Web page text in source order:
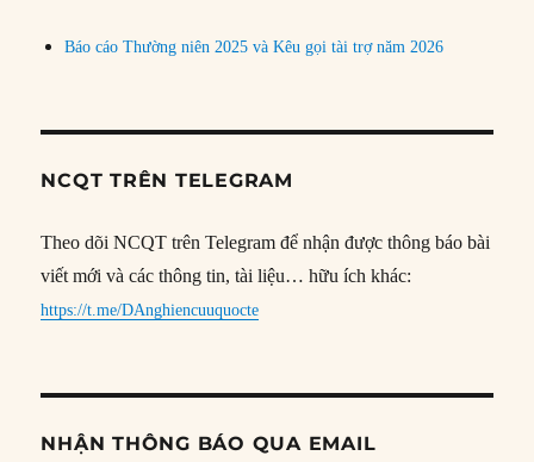
Báo cáo Thường niên 2025 và Kêu gọi tài trợ năm 2026
NCQT TRÊN TELEGRAM
Theo dõi NCQT trên Telegram để nhận được thông báo bài
viết mới và các thông tin, tài liệu… hữu ích khác:
https://t.me/DAnghiencuuquocte
NHẬN THÔNG BÁO QUA EMAIL